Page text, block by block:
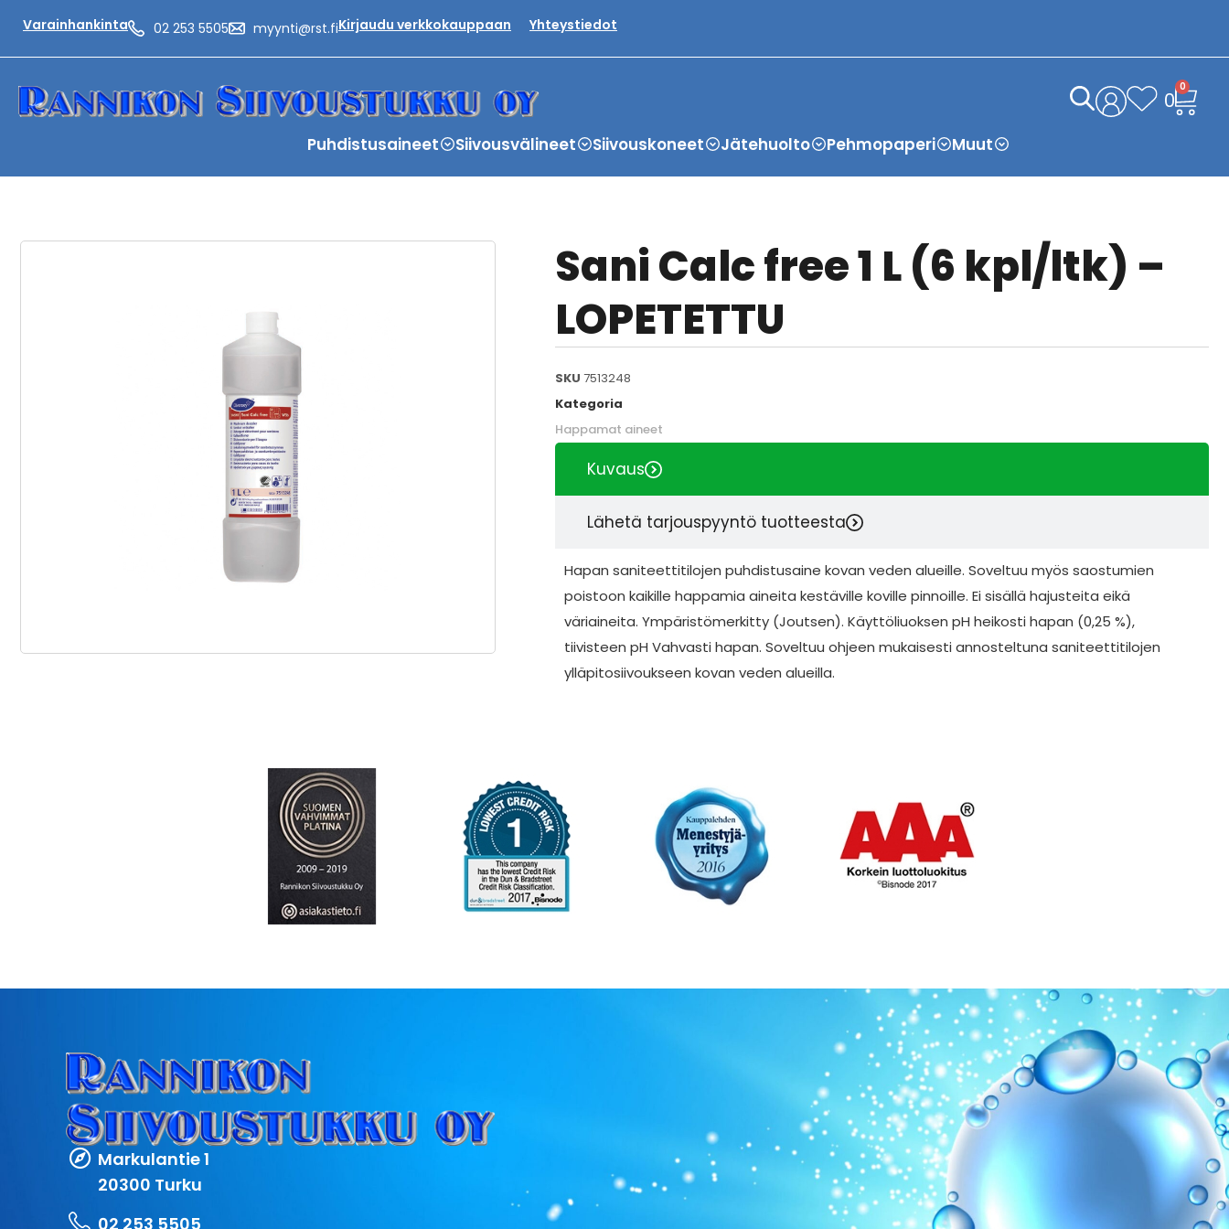
Varainhankinta 02 253 5505 myynti@rst.fiKirjaudu verkkokauppaan Yhteystiedot
0
0
Puhdistusaineet Siivousvälineet Siivouskoneet Jätehuolto Pehmopaperi Muut
Sani Calc free 1 L (6 kpl/ltk) –
LOPETETTU
SKU 7513248
Kategoria
Happamat aineet
Kuvaus
Lähetä tarjouspyyntö tuotteesta
Hapan saniteettitilojen puhdistusaine kovan veden alueille. Soveltuu myös saostumien
poistoon kaikille happamia aineita kestäville koville pinnoille. Ei sisällä hajusteita eikä
väriaineita. Ympäristömerkitty (Joutsen). Käyttöliuoksen pH heikosti hapan (0,25 %),
tiivisteen pH Vahvasti hapan. Soveltuu ohjeen mukaisesti annosteltuna saniteettitilojen
ylläpitosiivoukseen kovan veden alueilla.
Markulantie 1
20300 Turku
02 253 5505